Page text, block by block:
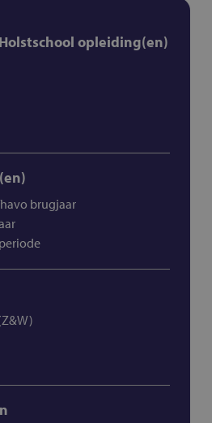
opleiding(en)
brugjaar